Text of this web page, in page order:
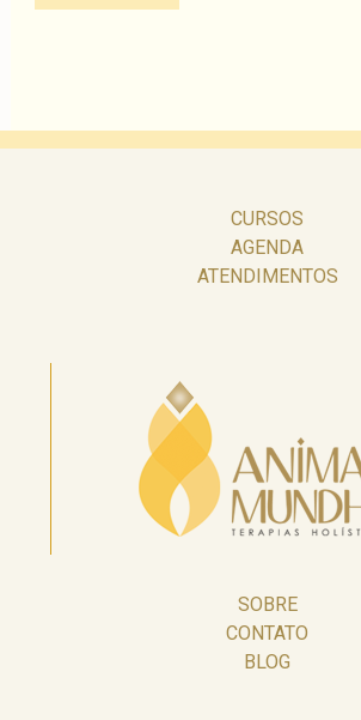
CURSOS
AGENDA
ATENDIMENTOS
SOBRE
CONTATO
BLOG